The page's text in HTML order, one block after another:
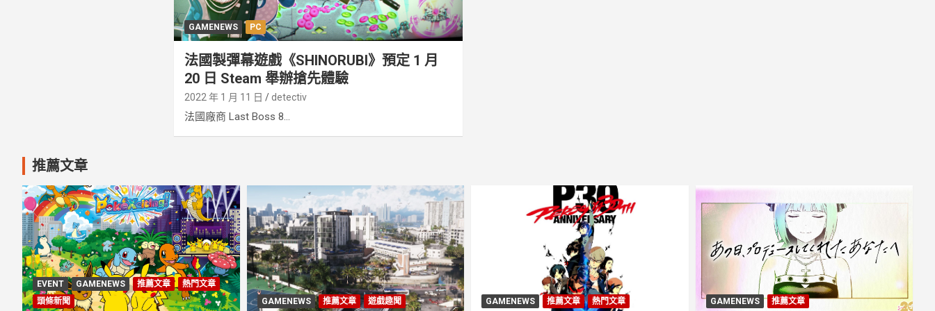
GAMENEWS PC
法國製彈幕遊戲《SHINORUBI》預定 1 月
20 日 Steam 舉辦搶先體驗
2022 年 1 月 11 日 detectiv
法國廠商 Last Boss 8...
推薦文章
EVENT GAMENEWS 推薦文章
熱門文章
頭條新聞
GAMENEWS 推薦文章 遊戲趣聞 GAMENEWS 推薦文章 熱門文章 GAMENEWS 推薦文章